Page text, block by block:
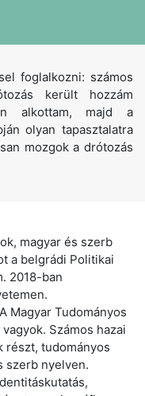
foglalkozni: számos
került hozzám
alkottam, majd a
olyan tapasztalatra
mozgok a drótozás
magyar és szerb
a belgrádi Politikai
2018-ban
Magyar Tudományos
Számos hazai
részt, tudományos
szerb nyelven.